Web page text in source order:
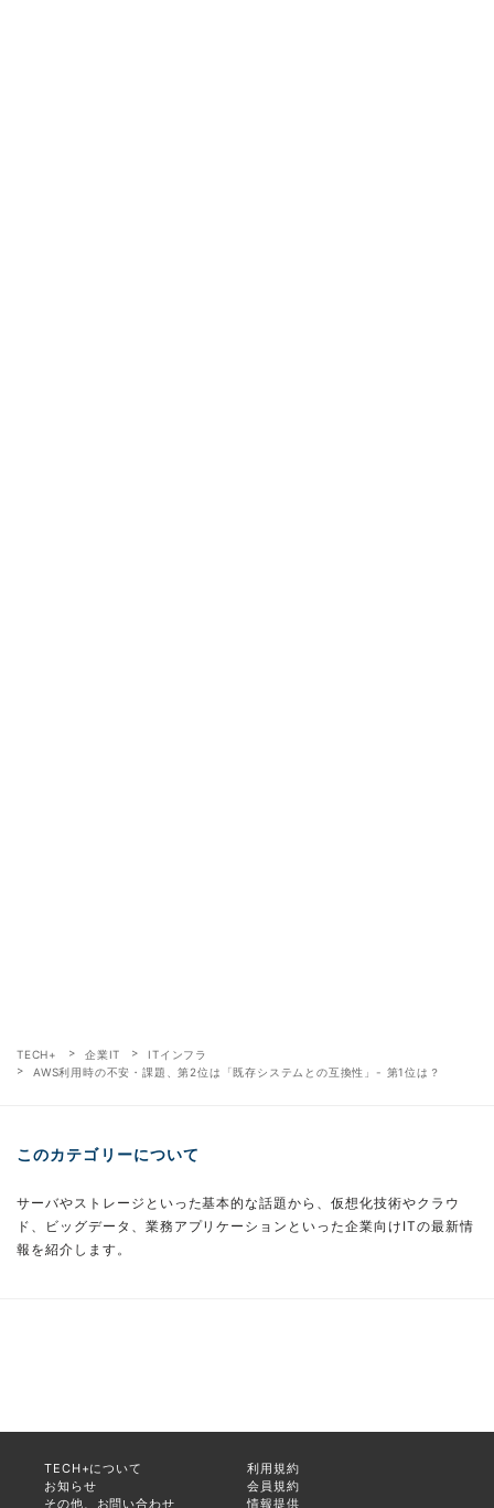
TECH+ 企業IT
ITインフラ
AWS利用時の不安・課題、第2位は「既存システムとの互換性」- 第1位は？
このカテゴリーについて
サーバやストレージといった基本的な話題から、仮想化技術やクラウ
ド、ビッグデータ、業務アプリケーションといった企業向けITの最新情
報を紹介します。
TECH+について
利用規約
お知らせ
会員規約
その他、お問い合わせ
情報提供